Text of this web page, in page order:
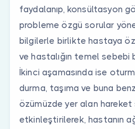
faydalanıp, konsültasyon
probleme özgü sorular
bilgilerle birlikte hastaya
ve hastalığın temel sebebi
İkinci aşamasında ise
durma, taşıma ve buna
özümüzde yer alan
etkinleştirilerek, hastanın